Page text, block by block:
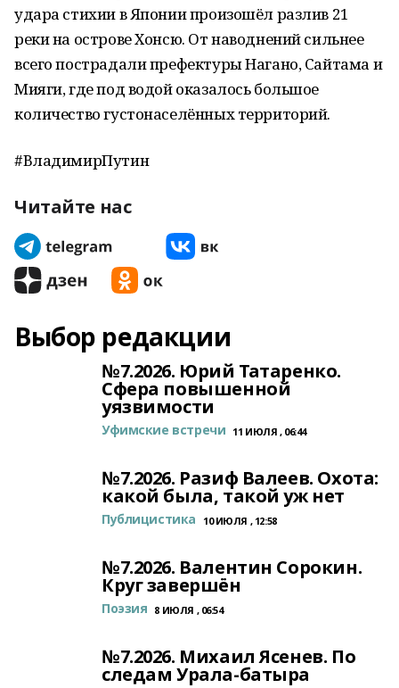
удара стихии в Японии произошёл разлив 21
реки на острове Хонсю. От наводнений сильнее
всего пострадали префектуры Нагано, Сайтама и
Мияги, где под водой оказалось большое
количество густонаселённых территорий.
#ВладимирПутин
Читайте нас
Выбор редакции
№7.2026. Юрий Татаренко.
Сфера повышенной
уязвимости
Уфимские встречи 11 ИЮЛЯ , 06:44
№7.2026. Разиф Валеев. Охота:
какой была, такой уж нет
Публицистика 10 ИЮЛЯ , 12:58
№7.2026. Валентин Сорокин.
Круг завершён
Поэзия 8 ИЮЛЯ , 06:54
№7.2026. Михаил Ясенев. По
следам Урала-батыра